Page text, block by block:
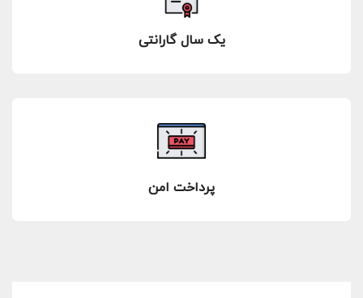
یک سال گارانتی
پرداخت امن